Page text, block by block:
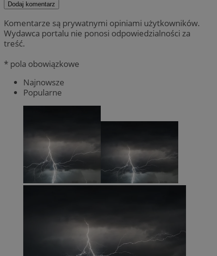
Dodaj komentarz
Komentarze są prywatnymi opiniami użytkowników.
Wydawca portalu nie ponosi odpowiedzialności za
treść.
* pola obowiązkowe
Najnowsze
Popularne